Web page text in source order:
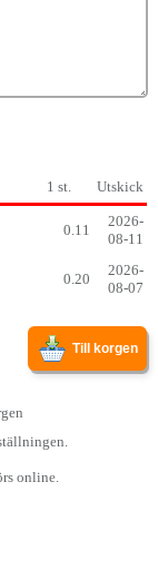
1 st. Utskick
0.11
2026-
08-11
0.20
2026-
08-07
Till korgen
online.